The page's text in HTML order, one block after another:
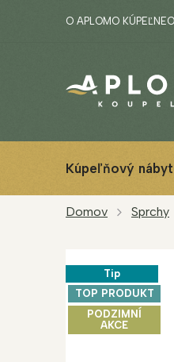
O APLOMO KÚPEĽNE
Kúpeľňový
Domov Sprchy
Tip
TOP PRODUKT
PODZIMNÍ
AKCE